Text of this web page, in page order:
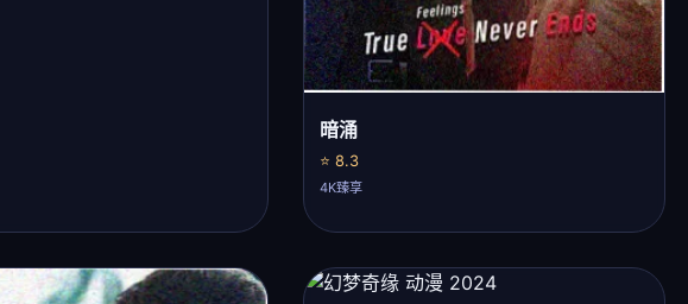
暗涌
⭐ 8.3
4K臻享